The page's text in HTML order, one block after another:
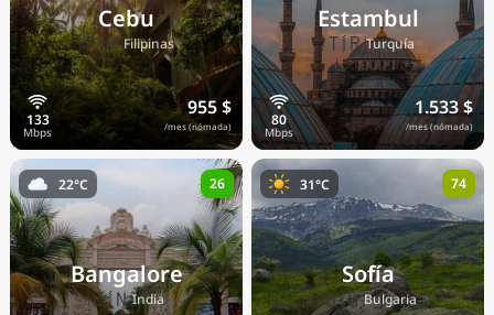
Cebu
🇵🇭Filipinas
955 $
/mes (nómada)
Estambul
🇹🇷Turquía
1.533 $
/mes (nómada)
Bangalore
🇮🇳India
22°C 26
Sofía
🇧🇬Bulgaria
31°C 74